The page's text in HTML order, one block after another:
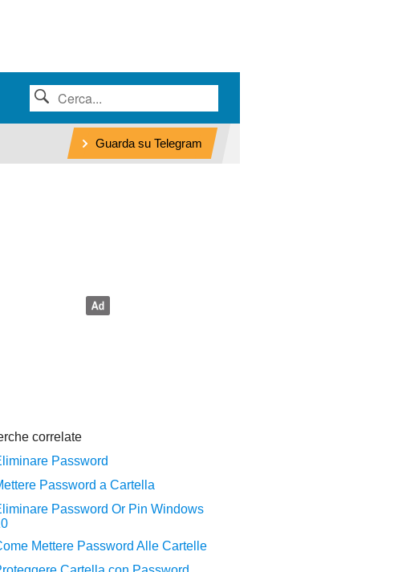
Guarda su Telegram